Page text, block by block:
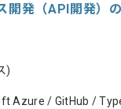
開発（API開発）
)
Azure / GitHub /